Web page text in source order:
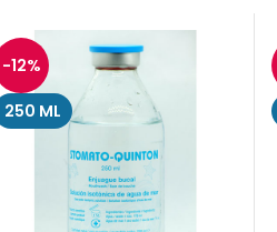
-12%
250 ML